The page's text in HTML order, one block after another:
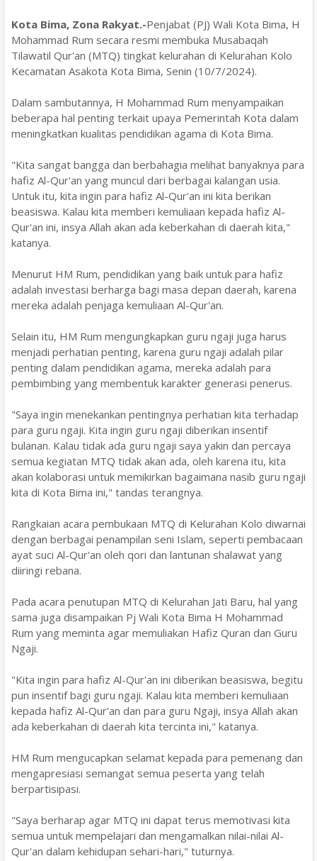
Kota Bima, Zona Rakyat.-Penjabat (PJ) Wali Kota Bima, H
Mohammad Rum secara resmi membuka Musabaqah
Tilawatil Qur'an (MTQ) tingkat kelurahan di Kelurahan Kolo
Kecamatan Asakota Kota Bima, Senin (10/7/2024).
Dalam sambutannya, H Mohammad Rum menyampaikan
beberapa hal penting terkait upaya Pemerintah Kota dalam
meningkatkan kualitas pendidikan agama di Kota Bima.
"Kita sangat bangga dan berbahagia melihat banyaknya para
hafiz Al-Qur'an yang muncul dari berbagai kalangan usia.
Untuk itu, kita ingin para hafiz Al-Qur'an ini kita berikan
beasiswa. Kalau kita memberi kemuliaan kepada hafiz Al-
Qur'an ini, insya Allah akan ada keberkahan di daerah kita,"
katanya.
Menurut HM Rum, pendidikan yang baik untuk para hafiz
adalah investasi berharga bagi masa depan daerah, karena
mereka adalah penjaga kemuliaan Al-Qur'an.
Selain itu, HM Rum mengungkapkan guru ngaji juga harus
menjadi perhatian penting, karena guru ngaji adalah pilar
penting dalam pendidikan agama, mereka adalah para
pembimbing yang membentuk karakter generasi penerus.
"Saya ingin menekankan pentingnya perhatian kita terhadap
para guru ngaji. Kita ingin guru ngaji diberikan insentif
bulanan. Kalau tidak ada guru ngaji saya yakin dan percaya
semua kegiatan MTQ tidak akan ada, oleh karena itu, kita
akan kolaborasi untuk memikirkan bagaimana nasib guru ngaji
kita di Kota Bima ini," tandas terangnya.
Rangkaian acara pembukaan MTQ di Kelurahan Kolo diwarnai
dengan berbagai penampilan seni Islam, seperti pembacaan
ayat suci Al-Qur'an oleh qori dan lantunan shalawat yang
diiringi rebana.
Pada acara penutupan MTQ di Kelurahan Jati Baru, hal yang
sama juga disampaikan Pj Wali Kota Bima H Mohammad
Rum yang meminta agar memuliakan Hafiz Quran dan Guru
Ngaji.
"Kita ingin para hafiz Al-Qur'an ini diberikan beasiswa, begitu
pun insentif bagi guru ngaji. Kalau kita memberi kemuliaan
kepada hafiz Al-Qur'an dan para guru Ngaji, insya Allah akan
ada keberkahan di daerah kita tercinta ini," katanya.
HM Rum mengucapkan selamat kepada para pemenang dan
mengapresiasi semangat semua peserta yang telah
berpartisipasi.
"Saya berharap agar MTQ ini dapat terus memotivasi kita
semua untuk mempelajari dan mengamalkan nilai-nilai Al-
Qur'an dalam kehidupan sehari-hari," tuturnya.